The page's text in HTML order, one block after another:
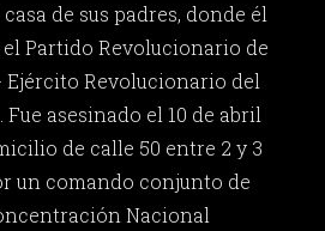
de sus padres, donde él
Partido Revolucionario de
Ejército Revolucionario del
Fue asesinado el 10 de abril
de calle 50 entre 2 y 3
un comando conjunto de
Nacional